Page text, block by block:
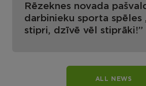
Rēzeknes novada
darbinieku sporta spēles
stipri, dzīvē vēl stiprāki!”
ALL NEWS